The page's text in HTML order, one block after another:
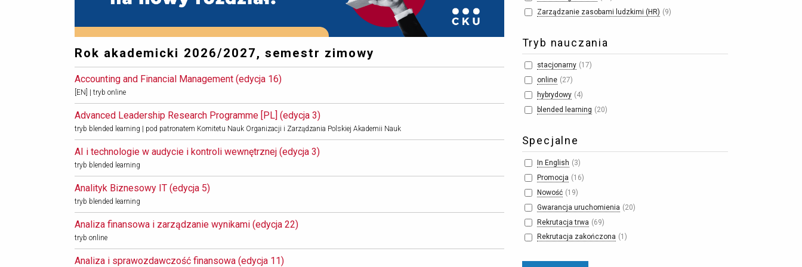
Rok akademicki 2026/2027, semestr zimowy
Accounting and Financial Management (edycja 16)
[EN] | tryb online
Advanced Leadership Research Programme [PL] (edycja 3)
tryb blended learning | pod patronatem Komitetu Nauk Organizacji i Zarządzania Polskiej Akademii Nauk
AI i technologie w audycie i kontroli wewnętrznej (edycja 3)
tryb blended learning
Analityk Biznesowy IT (edycja 5)
tryb blended learning
Analiza finansowa i zarządzanie wynikami (edycja 22)
tryb online
Analiza i sprawozdawczość finansowa (edycja 11)
Zarządzanie zasobami ludzkimi (HR)
9
Tryb nauczania
stacjonarny 17
online 27
hybrydowy 4
blended learning
20
Specjalne
In English
3
Promocja
16
Nowość 19
Gwarancja uruchomienia
20
Rekrutacja trwa
69
Rekrutacja zakończona
1